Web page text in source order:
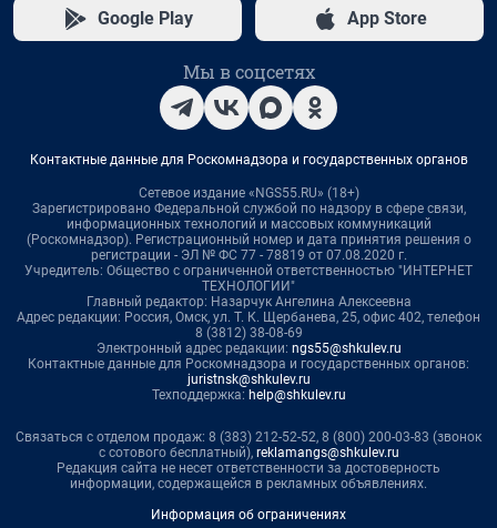
Google Play App Store
Мы в соцсетях
Контактные данные для Роскомнадзора и государственных органов
Сетевое издание «NGS55.RU» (18+)
Зарегистрировано Федеральной службой по надзору в сфере связи,
информационных технологий и массовых коммуникаций
(Роскомнадзор). Регистрационный номер и дата принятия решения о
регистрации - ЭЛ № ФС 77 - 78819 от 07.08.2020 г.
Учредитель: Общество с ограниченной ответственностью "ИНТЕРНЕТ
ТЕХНОЛОГИИ"
Главный редактор: Назарчук Ангелина Алексеевна
Адрес редакции: Россия, Омск, ул. Т. К. Щербанева, 25, офис 402, телефон
8 (3812) 38-08-69
Электронный адрес редакции: ngs55@shkulev.ru
Контактные данные для Роскомнадзора и государственных органов:
juristnsk@shkulev.ru
Техподдержка: help@shkulev.ru
Связаться с отделом продаж: 8 (383) 212-52-52, 8 (800) 200-03-83 (звонок
с сотового бесплатный), reklamangs@shkulev.ru
Редакция сайта не несет ответственности за достоверность
информации, содержащейся в рекламных объявлениях.
Информация об ограничениях